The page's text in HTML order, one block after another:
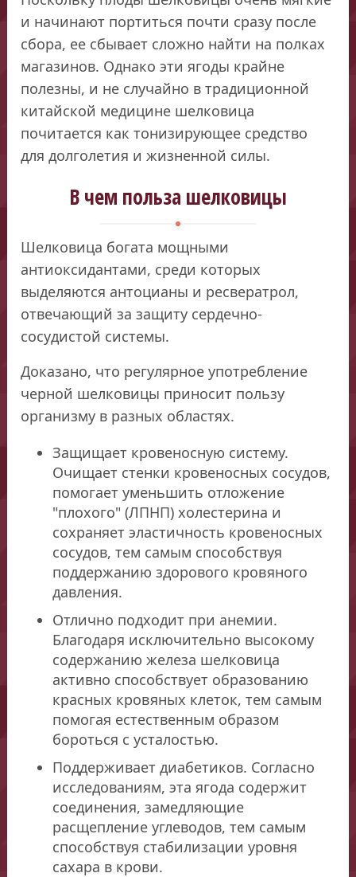
и начинают портиться почти сразу после
сбора, ее сбывает сложно найти на полках
магазинов. Однако эти ягоды крайне
полезны, и не случайно в традиционной
китайской медицине шелковица
почитается как тонизирующее средство
для долголетия и жизненной силы.
В чем польза шелковицы
Шелковица богата мощными
антиоксидантами, среди которых
выделяются антоцианы и ресвератрол,
отвечающий за защиту сердечно-
сосудистой системы.
Доказано, что регулярное употребление
черной шелковицы приносит пользу
организму в разных областях.
Защищает кровеносную систему.
Очищает стенки кровеносных сосудов,
помогает уменьшить отложение
"плохого" (ЛПНП) холестерина и
сохраняет эластичность кровеносных
сосудов, тем самым способствуя
поддержанию здорового кровяного
давления.
Отлично подходит при анемии.
Благодаря исключительно высокому
содержанию железа шелковица
активно способствует образованию
красных кровяных клеток, тем самым
помогая естественным образом
бороться с усталостью.
Поддерживает диабетиков. Согласно
исследованиям, эта ягода содержит
соединения, замедляющие
расщепление углеводов, тем самым
способствуя стабилизации уровня
сахара в крови.